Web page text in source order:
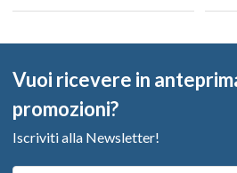
Vuoi ricevere in
promozioni?
Iscriviti alla Newsletter!